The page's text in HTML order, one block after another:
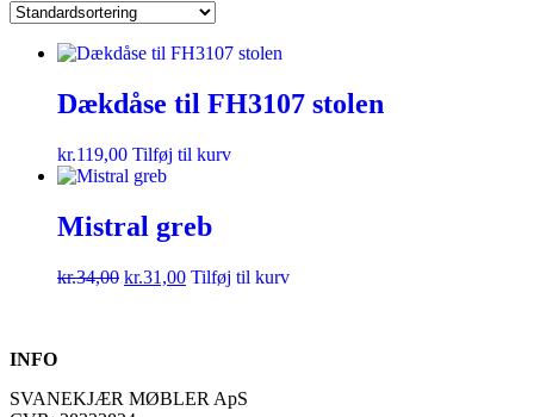
Dækdåse til FH3107 stolen
kr.119,00 Tilføj til kurv
Mistral greb
kr.34,00 kr.31,00 Tilføj til kurv
INFO
SVANEKJÆR MØBLER ApS